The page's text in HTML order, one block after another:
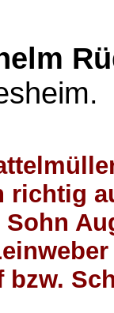
richtig
Sohn
bzw.